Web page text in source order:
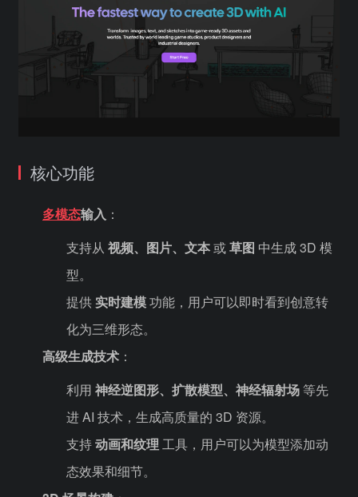
核心功能
多模态输入 ：
支持从 视频、图片、文本或草图 中生成 3D 模
型。
提供 实时建模功能，用户可以即时看到创意转
化为三维形态。
高级生成技术 ：
利用 神经逆图形、扩散模型、神经辐射场 等先
进 AI 技术，生成高质量的 3D 资源。
支持动画和纹理 工具，用户可以为模型添加动
态效果和细节。